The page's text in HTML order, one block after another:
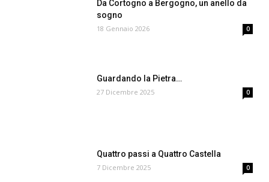
Da Cortogno a Bergogno, un anello da
sogno
18 Gennaio 2026 0
Guardando la Pietra…
27 Dicembre 2025 0
Quattro passi a Quattro Castella
7 Dicembre 2025 0